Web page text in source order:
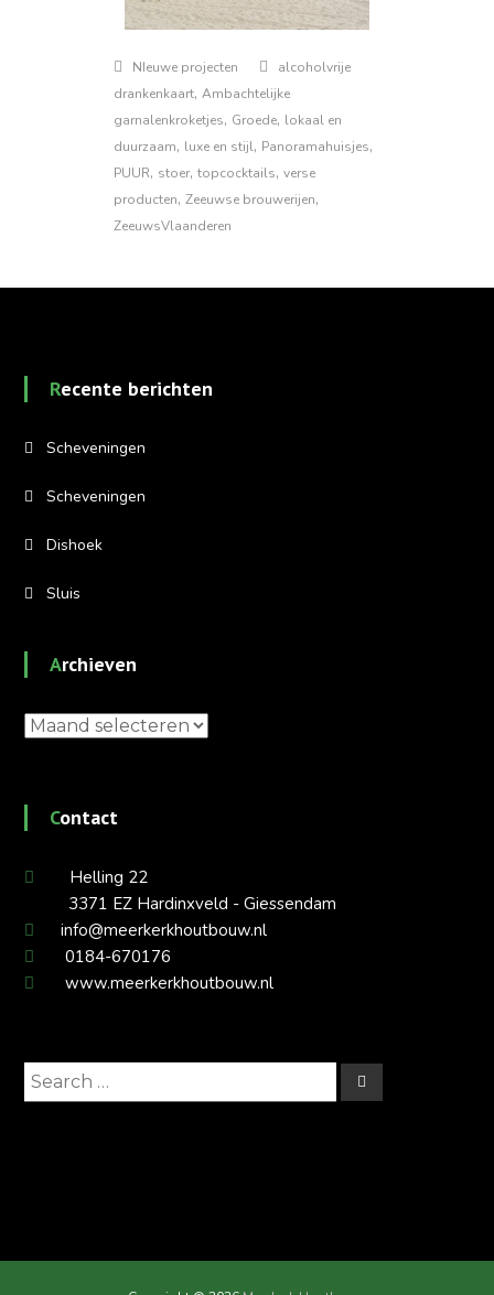
NIeuwe projecten
alcoholvrije
drankenkaart,Ambachtelijke
garnalenkroketjes, Groede, lokaal en
duurzaam, luxe en stijl, Panoramahuisjes,
PUUR, stoer,topcocktails,verse
producten,Zeeuwse brouwerijen,
ZeeuwsVlaanderen
Recente berichten
Scheveningen
Scheveningen
Dishoek
Sluis
Archieven
Archieven
Contact
Helling 22
3371 EZ Hardinxveld - Giessendam
info@meerkerkhoutbouw.nl
0184-670176
www.meerkerkhoutbouw.nl
Search
for:
Search